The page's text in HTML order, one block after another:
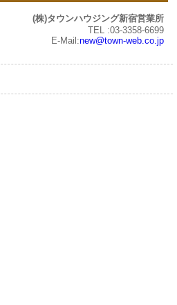
(株)タウンハウジング新宿営業所
TEL :03-3358-6699
E-Mail:new@town-web.co.jp